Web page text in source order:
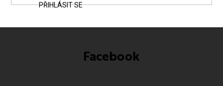
PŘIHLÁSIT SE
Facebook